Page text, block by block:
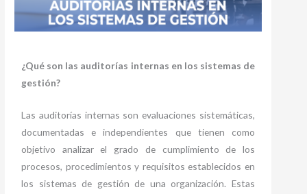
¿Qué son las auditorías internas en los sistemas de
gestión?
Las auditorías internas son evaluaciones sistemáticas,
documentadas e independientes que tienen como
objetivo analizar el grado de cumplimiento de los
procesos, procedimientos y requisitos establecidos en
los sistemas de gestión de una organización. Estas